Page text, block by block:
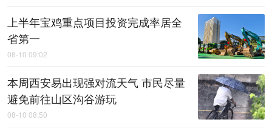
上半年宝鸡重点项目投资完成率居全
省第一
08-10 09:02
本周西安易出现强对流天气 市民尽量
避免前往山区沟谷游玩
08-10 08:50